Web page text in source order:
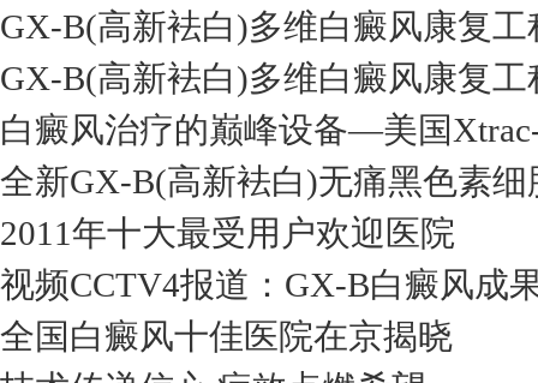
GX-B(高新袪白)多维白癜风康复
GX-B(高新袪白)多维白癜风康复
白癜风治疗的巅峰设备—美国
全新GX-B(高新袪白)无痛黑色素细
2011年十大最受用户欢迎医院
视频CCTV4报道：GX-B白癜风成
全国白癜风十佳医院在京揭晓